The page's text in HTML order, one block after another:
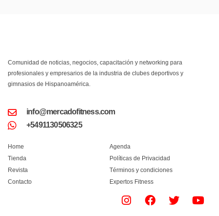
Comunidad de noticias, negocios, capacitación y networking para
profesionales y empresarios de la industria de clubes deportivos y
gimnasios de Hispanoamérica.
info@mercadofitness.com
+5491130506325
Home
Tienda
Revista
Contacto
Agenda
Políticas de Privacidad
Términos y condiciones
Expertos Fitness